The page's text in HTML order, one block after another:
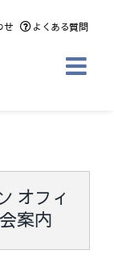
せ よくある質問
オフィ
案内